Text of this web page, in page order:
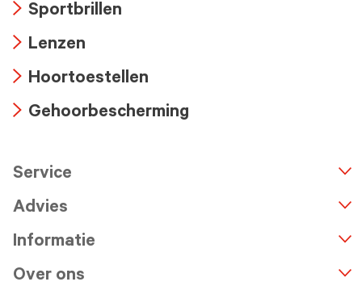
icon
icon
Sportbrillen
icon
Lenzen
icon
Hoortoestellen
Gehoorbescherming
Service
Advies
Informatie
Over ons